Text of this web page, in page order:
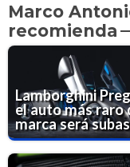
Marco
recomienda
Lamborghini
el auto más raro
marca será